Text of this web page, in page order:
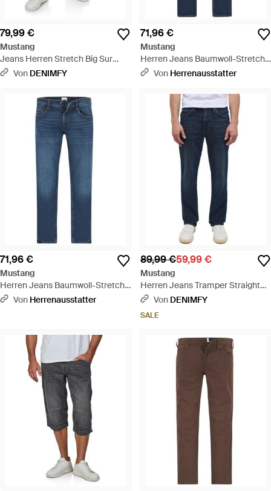
79,99 €
Mustang
Jeans Herren Stretch Big Sur
Straight Fit - Schwarz
Von DENIMFY
71,96 €
Mustang
Herren Jeans Baumwoll-Stretch
Straight Fit - Blau
Von Herrenausstatter
71,96 €
Mustang
Herren Jeans Baumwoll-Stretch
Straight Fit - Blau
Von Herrenausstatter
89,99 €59,99 €
Mustang
Herren Jeans Tramper Straight
Straight Fit Blau - Blau
Von DENIMFY
SALE